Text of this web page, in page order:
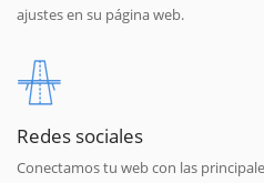
ajustes en su página web.
Redes sociales
Conectamos tu web con las